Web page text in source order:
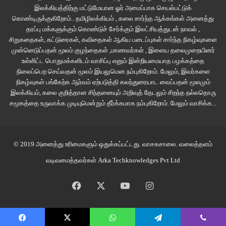
அதில் இன்னொரு நடைமுறைக் காரணமும் இருந்தது, பதுரு சல்மாவின் பள்ளித்
தோழி, காமாட்சியின் வாழ்க்கைதான் பதுரு சல்மாவிற்கு பல நேரங்களில்
ஊக்கங்கள் கொடுக்கும். வாழ்க்கையில் எது வந்தாலும் பார்த்துக்
கொள்ளலாமென்ற உத்வேகங்களை பலப்படுத்தும்.
காமாட்சி ஒரு கைம்பெண்; ஊரு ஊராய் சென்று புடவைகள், சட்டை துணிகள்
விற்று தனது பிள்ளைகளை கரைச் சேர்த்துக் கொண்டிருப்பவள். அவளது
சேலைகளை வெள்ளாவி பிடித்து குறைந்த விலைக்கு விற்க ஆரம்பித்தவள்,
அதற்கான தொடர் வாடிக்கையாளர்களைக் கண்டு வியக்கவும் செய்தாள். அந்த
சக்கரம்மாவிடம் எதிர்பாராதவிதமாக பேச்சோடுப் பேச்சாக கொண்டு செல்லவும்
அப்போது கணவனுக்குத் தெரியாமல் தனது புடவைகளை காமாட்சி மூலம்
இலக்கியத்திற்கு மட்டுமேயான ஓர் அமைப்பாக செயல்பட்டுக்
கொண்டிருக்குகிறோம்.. தமிழிலக்கியம் , கலை சார்ந்த ஆக்கங்கள் அனைத்து
தரப்பு மக்களுக்கும் கொண்டுச் சேர்க்கும் இலட்சியத்துடன் நாவல் ,
சிறுகதைகள், கட்டுரைகள், கவிதைகள் ஆகிய படைப்புகள் சார்ந்த நிகழ்வுகளை
முன்னெடுப்பதன் மூலம் குழந்தைகள் ,மாணவர்கள் , இளைய தலைமுறையினர்
உள்ளிட்ட பொதுமக்களிடம் வாசிப்பு எனும் இன்றியமையாத பழக்கத்தை
நிலைப்பெற செய்வதன் மூலம் இயலுமென நம்புகிறோம். மேலும், இவர்களை
நிகழ்வுகள் பங்கேற்க ஆர்வம் ஏற்படுத்தி கலந்துரையாட வைப்பதன் மூலமும்
இலக்கியம், கலை குறித்தான சிந்தனையும் அறிவுத் தேடலும் சிறந்த நல்லதொரு
சமூகத்தை உருவாக்க முடியுமென்றும் தீர்க்கமாக நம்புகிறோம். மேலும் வாசிக்க...
© 2019 அனைத்து உரிமைகளும் ஒதுக்கப்பட்டது. வாசகசாலை. வலைத்தளம்
வடிவமைத்தவர்கள் Arka Techknowledges Pvt Ltd
Facebook YouTubeInstagram